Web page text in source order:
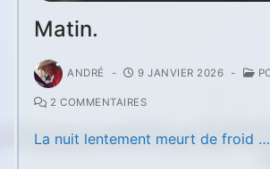
Matin.
ANDRÉ - 9 JANVIER 2026 -
2 COMMENTAIRES
La nuit lentement meurt de froid …